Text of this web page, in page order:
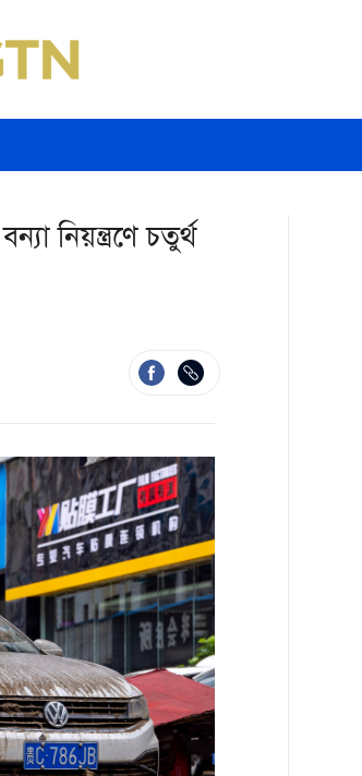
নিয়ন্ত্রণে চতুর্থ